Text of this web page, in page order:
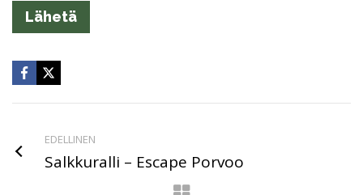
EDELLINEN
Salkkuralli – Escape Porvoo